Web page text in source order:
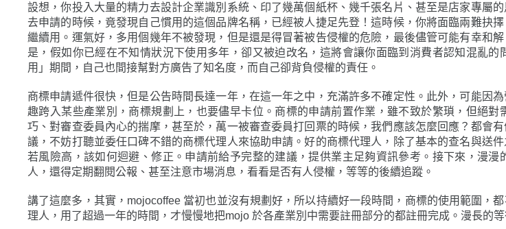
設想，你投入大量的精力去設計企業識別系統、印了幾萬個紙杯、幾千張名片、甚至是店家專屬
去申請的時候，竟發現自己慣用的這個品牌名稱，已經被人捷足先登！這時候，你將面臨兩難抉
繼續用。運氣好，多用個幾年不被發現，但是還是得冒著被告侵權的危險，最後儘管可能有幸和
是，假如你已經在不知情狀況下使用多年，卻又被迫改名，這將會讓你面臨到消費者認知混亂
用」期間，自己也間接幫對方廣告了知名度，而自己卻背負侵權的責任。
商標申請遞件很快，但是公告時間長達一年，在這一年之中，充滿許多不確定性。此外，可能因
趣跨入某些產業別，商標規劃上，也要儘早卡位。商標的申請前置作業，雖不致於繁瑣，但絕
巧、對審查委員內心的揣摩，甚至於，萬一被審查委員打回票的時候，我們應該怎麼回應？都會
議，不妨打聽並委任口碑不錯的商標代理人來協助申請。好的商標代理人，除了基本的查名與送
若風險高，該如何迴避、修正。申請前給予完整的建議，提供業主足夠資訊參考。接下來，漫
人，還得定期翻閱公報、甚至注意市場消息，看看是否有人侵權，等等的後續追蹤。
講了這麼多，其實，mojocoffee 當初也並沒有規劃好，所以持續好一段時間，商標的使用範圍，
理人，用了超過一年的時間，才慢慢地把mojo 於各產業別中需要註冊部分的都註冊完成。漫長的